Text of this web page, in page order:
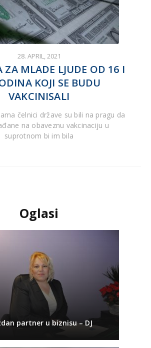
28. APRIL, 2021
ZA MLADE LJUDE OD 16 I
KOJI SE BUDU
VAKCINISALI
čelnici države su bili na pragu da
na obaveznu vakcinaciju u
suprotnom bi im bila
Oglasi
partner u biznisu – DJ